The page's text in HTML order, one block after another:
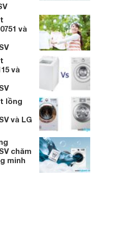
và
và
lồng
và LG
chăm
minh